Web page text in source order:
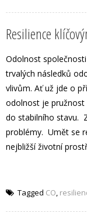
Resilience
Odolnost
trvalých následků
vlivům. Ať už jde o
odolnost je pružnost
do stabilního stavu.
problémy. Umět se
nejbližší životní
Tagged CO,